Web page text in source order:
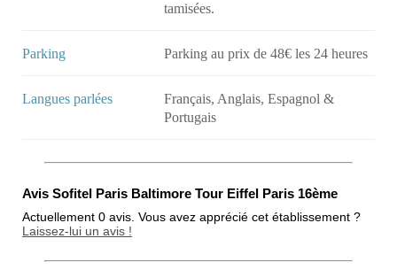
tamisées.
Parking Parking au prix de 48€ les 24 heures
Langues parlées
Français, Anglais, Espagnol &
Portugais
Avis Sofitel Paris Baltimore Tour Eiffel Paris 16ème
Actuellement 0 avis. Vous avez apprécié cet établissement ?
Laissez-lui un avis !